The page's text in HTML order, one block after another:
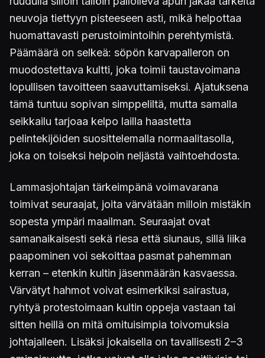
neuvoja tiettyyn pisteeseen asti, mikä helpottaa
huomattavasti perustoimintoihin perehtymistä.
Päämäärä on selkeä: söpön karvapalleron on
muodostettava kultti, joka toimii taustavoimana
lopullisen tavoitteen saavuttamiseksi. Ajatuksena
tämä tuntuu sopivan simppeliltä, mutta samalla
seikkailu tarjoaa kelpo lailla haastetta
pelintekijöiden suosittelemalla normaalitasolla,
joka on toiseksi helpoin neljästä vaihtoehdosta.
Lammasjohtajan tärkeimpänä voimavarana
toimivat seuraajat, joita värvätään milloin mistäkin
sopesta ympäri maailman. Seuraajat ovat
samanaikaisesti sekä riesa että siunaus, sillä liika
paapominen voi sekoittaa pasmat pahemman
kerran – etenkin kultin jäsenmäärän kasvaessa.
Värvätyt hahmot voivat esimerkiksi sairastua,
ryhtyä protestoimaan kultin oppeja vastaan tai
sitten heillä on mitä omituisimpia toivomuksia
johtajalleen. Lisäksi jokaisella on tavallisesti 2–3